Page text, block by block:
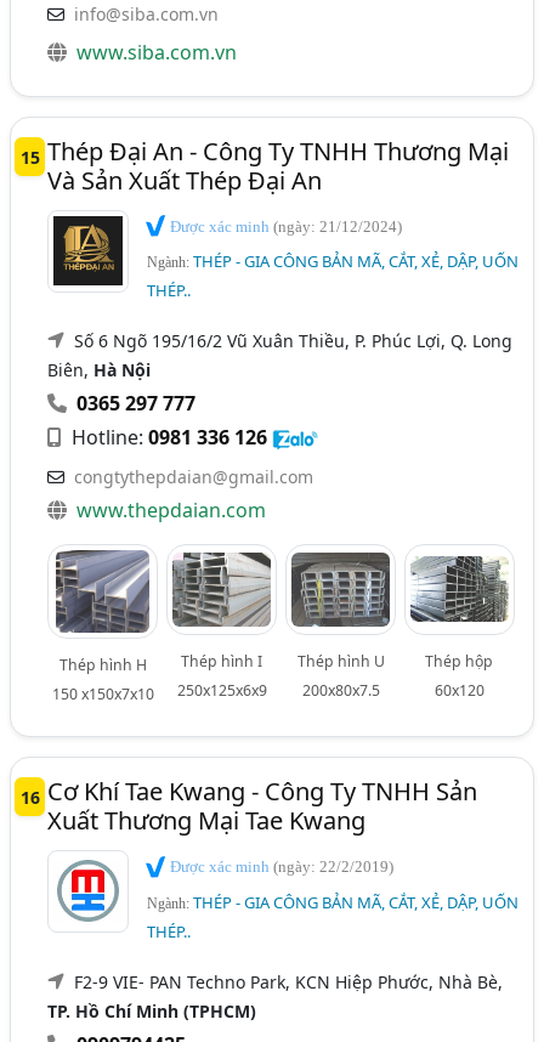
info@siba.com.vn
www.siba.com.vn
15 Thép Đại An - Công Ty TNHH Thương Mại
Và Sản Xuất Thép Đại An
Được xác minh(ngày: 21/12/2024)
Ngành:THÉP - GIA CÔNG BẢN MÃ, CẮT, XẺ, DẬP, UỐN
THÉP..
Số 6 Ngõ 195/16/2 Vũ Xuân Thiều, P. Phúc Lợi, Q. Long
Biên, Hà Nội
0365 297 777
Hotline:0981 336 126
congtythepdaian@gmail.com
www.thepdaian.com
Thép hình H
150 x150x7x10
Thép hình I
250x125x6x9
Thép hình U
200x80x7.5
Thép hộp
60x120
16 Cơ Khí Tae Kwang - Công Ty TNHH Sản
Xuất Thương Mại Tae Kwang
Được xác minh(ngày: 22/2/2019)
Ngành:THÉP - GIA CÔNG BẢN MÃ, CẮT, XẺ, DẬP, UỐN
THÉP..
F2-9 VIE- PAN Techno Park, KCN Hiệp Phước, Nhà Bè,
TP. Hồ Chí Minh (TPHCM)